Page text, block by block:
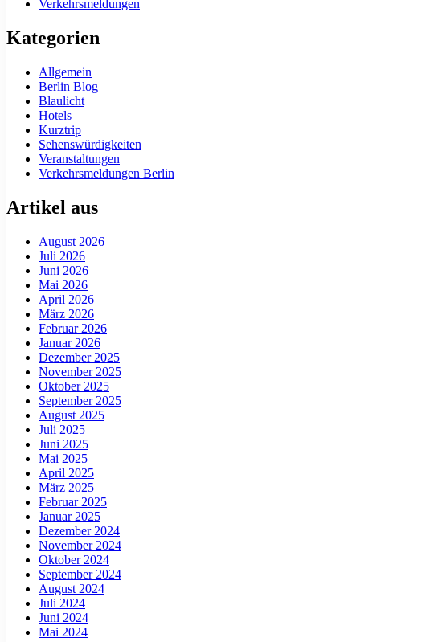
Verkehrsmeldungen
Kategorien
Allgemein
Berlin Blog
Blaulicht
Hotels
Kurztrip
Sehenswürdigkeiten
Veranstaltungen
Verkehrsmeldungen Berlin
Artikel aus
August 2026
Juli 2026
Juni 2026
Mai 2026
April 2026
März 2026
Februar 2026
Januar 2026
Dezember 2025
November 2025
Oktober 2025
September 2025
August 2025
Juli 2025
Juni 2025
Mai 2025
April 2025
März 2025
Februar 2025
Januar 2025
Dezember 2024
November 2024
Oktober 2024
September 2024
August 2024
Juli 2024
Juni 2024
Mai 2024